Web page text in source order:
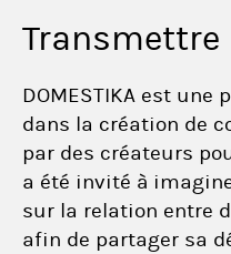
Transmettre
DOMESTIKA est
dans la création de
par des créateurs
a été invité à
sur la relation entre
afin de partager sa